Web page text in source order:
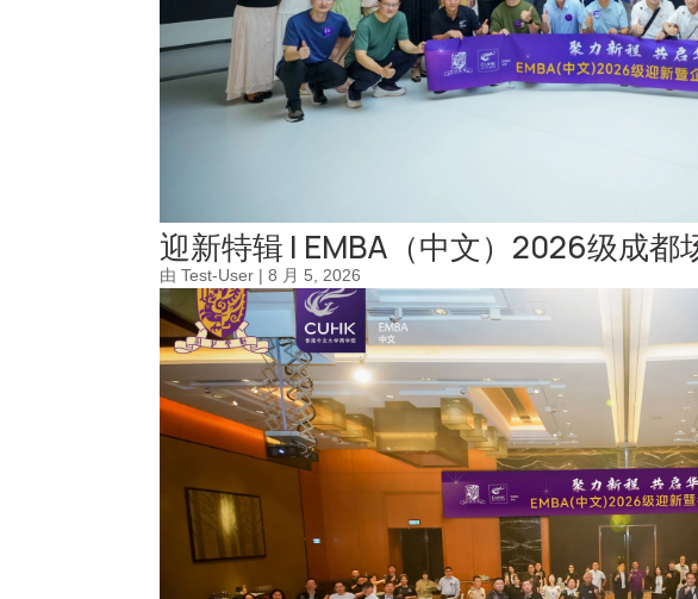
迎新特辑 | EMBA（中文）2026级成都
由Test-User |8 月 5, 2026